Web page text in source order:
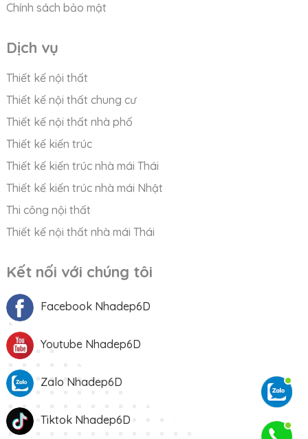
Chính sách bảo mật
Dịch vụ
Thiết kế nội thất
Thiết kế nội thất chung cư
Thiết kế nội thất nhà phố
Thiết kế kiến trúc
Thiết kế kiến trúc nhà mái Thái
Thiết kế kiến trúc nhà mái Nhật
Thi công nội thất
Thiết kế nội thất nhà mái Thái
Kết nối với chúng tôi
Facebook Nhadep6D
Youtube Nhadep6D
Zalo Nhadep6D
Tiktok Nhadep6D